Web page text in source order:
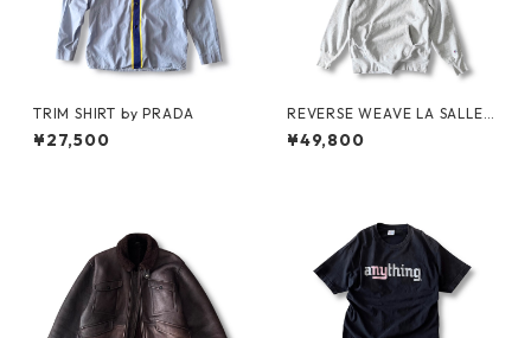
TRIM SHIRT by PRADA
¥27,500
REVERSE WEAVE LA SALLE
MILITARY ACADEMY by CHA
MPION
¥49,800